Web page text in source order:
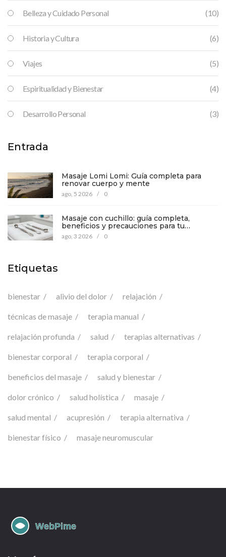
Belleza y Cuidado Personal (10)
Historia y Cultura (6)
Viajes (5)
Espiritualidad y Bienestar (4)
Desarrollo Personal (3)
Entrada
Masaje Lomi Lomi: Guía completa para
renovar cuerpo y mente
ago, 5 2026 / 0
Masaje con cuchillo: guía completa,
beneficios y precauciones para tu
bienestar
ago, 3 2026 / 0
Etiquetas
bienestar alivio del dolor relajación
técnicas de masaje terapia manual
relajación profunda salud terapias alternativas
bienestar corporal terapia corporal
beneficios del masaje salud y bienestar
dolor crónico salud holística masaje
salud mental acupresión terapia alternativa
bienestar físico masaje neuromuscular